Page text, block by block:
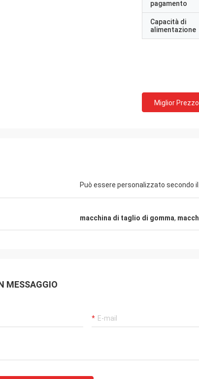
pagamento
Capacità di
alimentazione
Miglior Prezzo
Può essere personalizzato secondo
macchina di taglio di gomma,
MESSAGGIO